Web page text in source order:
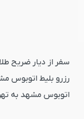
سفر از دیار ضریح
رزرو بلیط اتوبوس
اتوبوس مشهد به